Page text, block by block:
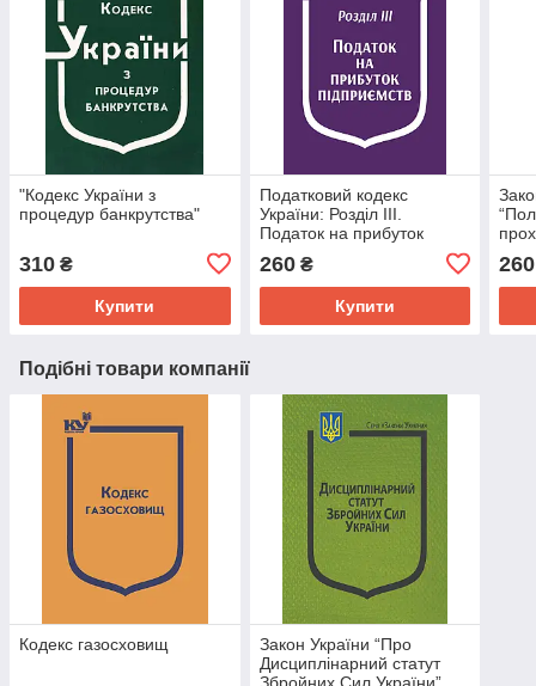
"Кодекс України з
процедур банкрутства"
310 ₴
Купити
Податковий кодекс
України: Розділ ІІІ.
Податок на прибуток
260₴
Купити
260
Подібні товари компанії
Кодекс газосховищ
Закон України “Про
Дисциплінарний статут